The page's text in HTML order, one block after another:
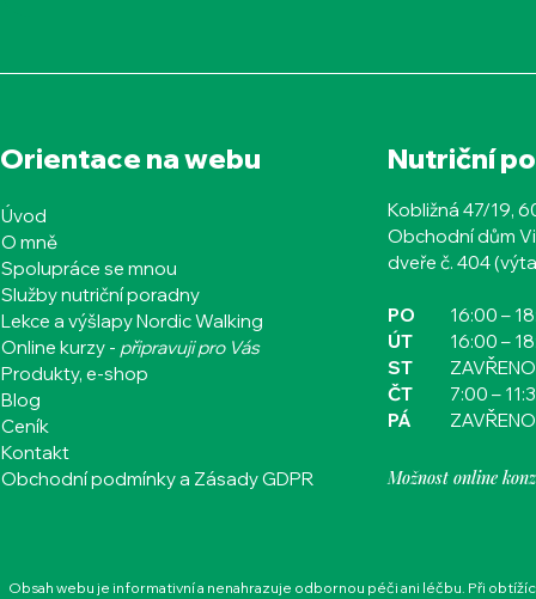
Orientace na webu
Úvod
O mně
Spolupráce se mnou
Služby nutriční poradny
Lekce a výšlapy Nordic Walking
Online kurzy - připravuji pro Vás
Produkty, e-shop
Blog
Ceník
Kontakt
Obchodní podmínky a Zásady GDPR
Nutriční
Kobližná 47/19,
Obchodní dům
dveře č. 404
16:00 –
16:00 –
ZAVŘENO
7:00 –
ZAVŘENO
PO
ÚT
ST
ČT​​​​
PÁ
Možnost online
Obsah webu je informativní a nenahrazuje odbornou péči ani léčbu. Při